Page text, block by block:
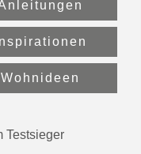
Inspirationen
Wohnideen
Testsieger